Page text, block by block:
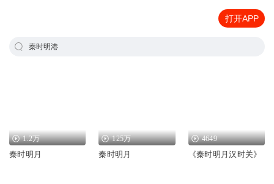
打开APP
秦时明港
1.2万
秦时明月
125万
秦时明月
4649
《秦时明月汉时关》